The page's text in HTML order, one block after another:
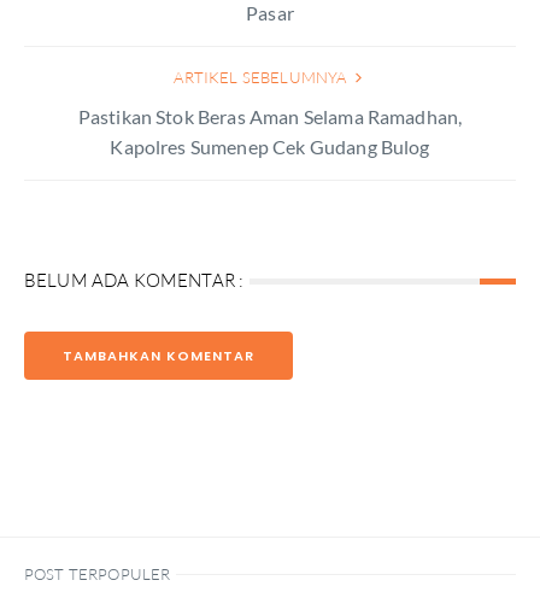
Pasar
ARTIKEL SEBELUMNYA
Pastikan Stok Beras Aman Selama Ramadhan,
Kapolres Sumenep Cek Gudang Bulog
BELUM ADA KOMENTAR :
TAMBAHKAN KOMENTAR
POST TERPOPULER